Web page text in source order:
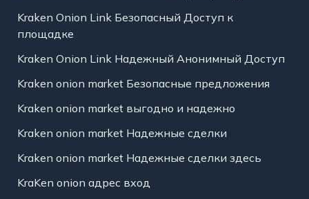
Kraken Onion Link Безопасный Доступ к
площадке
Kraken Onion Link Надежный Анонимный Доступ
Kraken onion market Безопасные предложения
Kraken onion market выгодно и надежно
Kraken onion market Надежные сделки
Kraken onion market Надежные сделки здесь
KraKen onion адрес вход